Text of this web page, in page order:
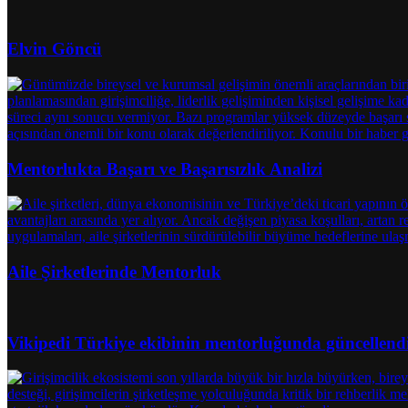
Elvin Göncü
Mentorlukta Başarı ve Başarısızlık Analizi
Aile Şirketlerinde Mentorluk
Vikipedi Türkiye ekibinin mentorluğunda